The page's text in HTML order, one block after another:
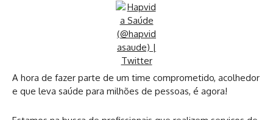
A hora de fazer parte de um time comprometido, acolhedor
e que leva saúde para milhões de pessoas, é agora!